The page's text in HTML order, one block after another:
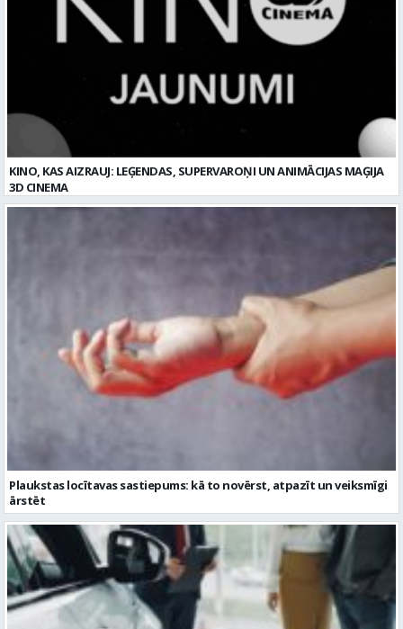
KINO, KAS AIZRAUJ: LEĢENDAS, SUPERVAROŅI UN ANIMĀCIJAS MAĢIJA
3D CINEMA
Plaukstas locītavas sastiepums: kā to novērst, atpazīt un veiksmīgi
ārstēt